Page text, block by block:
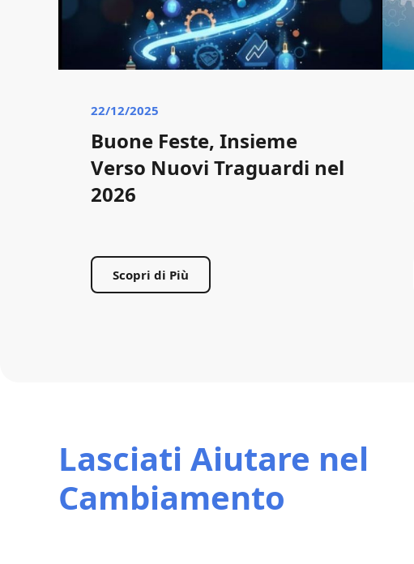
22/12/2025
Buone Feste, Insieme
Verso Nuovi Traguardi nel
2026
Scopri di Più
Lasciati Aiutare nel
Cambiamento